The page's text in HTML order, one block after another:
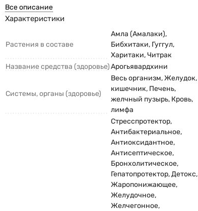
Все описание
Характеристики
Растения в составе
Амла (Амалаки),
Бибхитаки, Гуггул,
Харитаки, Читрак
Название средства (здоровье)Арогьявардхини
Системы, органы (здоровье)
Весь организм, Желудок,
кишечник, Печень,
желчный пузырь, Кровь,
лимфа
Стресспротектор,
Антибактериальное,
Антиоксидантное,
Антисептическое,
Бронхолитическое,
Гепатопротектор, Детокс,
Жаропонижающее,
Желудочное,
Желчегонное,